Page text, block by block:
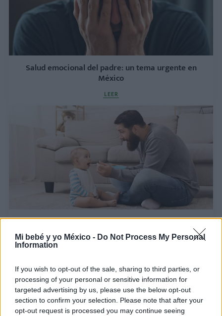
Mi bebé y yo México - Do Not Process My Personal
Information
If you wish to opt-out of the sale, sharing to third parties, or
processing of your personal or sensitive information for
targeted advertising by us, please use the below opt-out
section to confirm your selection. Please note that after your
opt-out request is processed you may continue seeing
Salud emocional del padre: un tema urgente en
México
LEER
¿Equipo en la crianza o presión maternal? El rol
del padre bajo la lupa